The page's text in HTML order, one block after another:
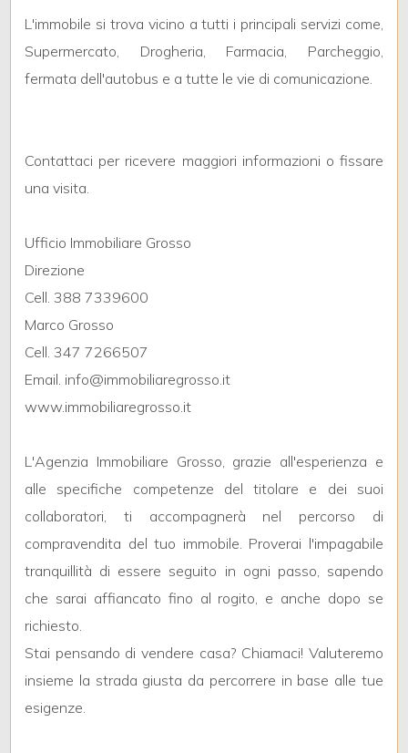
L'immobile si trova vicino a tutti i principali servizi come,
Supermercato, Drogheria, Farmacia, Parcheggio,
fermata dell'autobus e a tutte le vie di comunicazione.
Contattaci per ricevere maggiori informazioni o fissare
una visita.
Ufficio Immobiliare Grosso
Direzione
Cell. 388 7339600
Marco Grosso
Cell. 347 7266507
Email. info@immobiliaregrosso.it
www.immobiliaregrosso.it
L'Agenzia Immobiliare Grosso, grazie all'esperienza e
alle specifiche competenze del titolare e dei suoi
collaboratori, ti accompagnerà nel percorso di
compravendita del tuo immobile. Proverai l'impagabile
tranquillità di essere seguito in ogni passo, sapendo
che sarai affiancato fino al rogito, e anche dopo se
richiesto.
Stai pensando di vendere casa? Chiamaci! Valuteremo
insieme la strada giusta da percorrere in base alle tue
esigenze.
minime
4
5
5+
-